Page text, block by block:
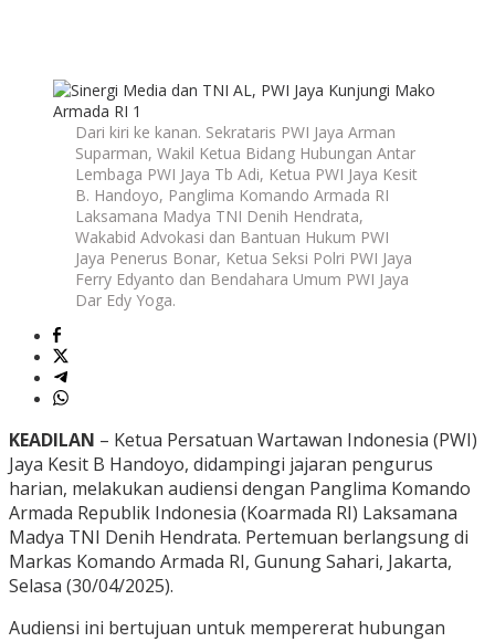
Dari kiri ke kanan. Sekrataris PWI Jaya Arman
Suparman, Wakil Ketua Bidang Hubungan Antar
Lembaga PWI Jaya Tb Adi, Ketua PWI Jaya Kesit
B. Handoyo, Panglima Komando Armada RI
Laksamana Madya TNI Denih Hendrata,
Wakabid Advokasi dan Bantuan Hukum PWI
Jaya Penerus Bonar, Ketua Seksi Polri PWI Jaya
Ferry Edyanto dan Bendahara Umum PWI Jaya
Dar Edy Yoga.
KEADILAN – Ketua Persatuan Wartawan Indonesia (PWI)
Jaya Kesit B Handoyo, didampingi jajaran pengurus
harian, melakukan audiensi dengan Panglima Komando
Armada Republik Indonesia (Koarmada RI) Laksamana
Madya TNI Denih Hendrata. Pertemuan berlangsung di
Markas Komando Armada RI, Gunung Sahari, Jakarta,
Selasa (30/04/2025).
Audiensi ini bertujuan untuk mempererat hubungan